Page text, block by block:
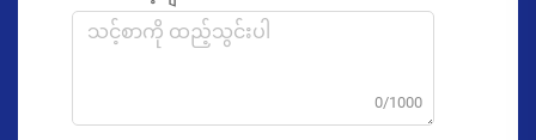
0/1000